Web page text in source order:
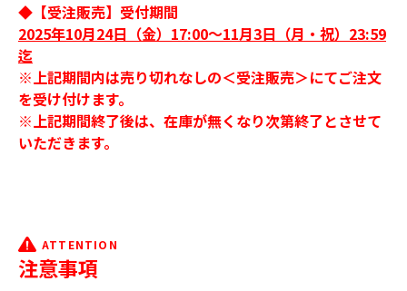
◆【受注販売】受付期間
2025年10月24日（金）17:00～11月3日（月・祝）23:59
迄
※上記期間内は売り切れなしの＜受注販売＞にてご注文
を受け付けます。
※上記期間終了後は、在庫が無くなり次第終了とさせて
いただきます。
ATTENTION
注意事項